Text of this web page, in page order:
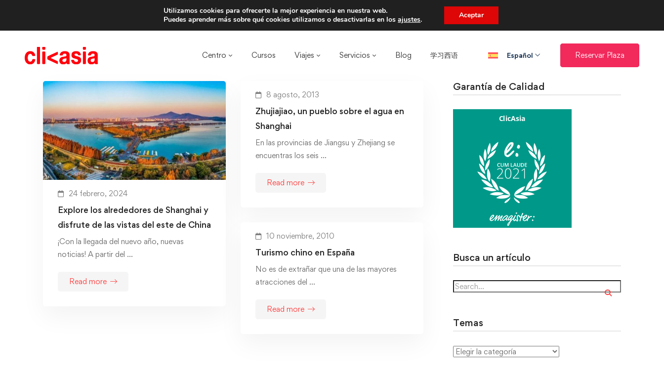
Trae a un amigo y llevaos un total de 75€ de descuento.
Centro Cursos Viajes Servicios Blog 学习西语​ Español Reservar Plaza
24 febrero, 2024
Explore los alrededores de Shanghai y
disfrute de las vistas del este de China
¡Con la llegada del nuevo año, nuevas
noticias! A partir del …
Read more
8 agosto, 2013
Zhujiajiao, un pueblo sobre el agua en
Shanghai
En las provincias de Jiangsu y Zhejiang se
encuentras los seis …
Read more
10 noviembre, 2010
Turismo chino en España
No es de extrañar que una de las mayores
atracciones del …
Read more
Garantía de Calidad
Busca un artículo
Temas
Utilizamos cookies para ofrecerte la mejor experiencia en nuestra web.
Puedes aprender más sobre qué cookies utilizamos o desactivarlas en losajustes. Aceptar